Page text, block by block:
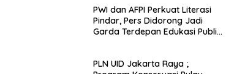
PWI dan AFPI Perkuat Literasi
Pindar, Pers Didorong Jadi
Garda Terdepan Edukasi Publik
PLN UID Jakarta Raya ;